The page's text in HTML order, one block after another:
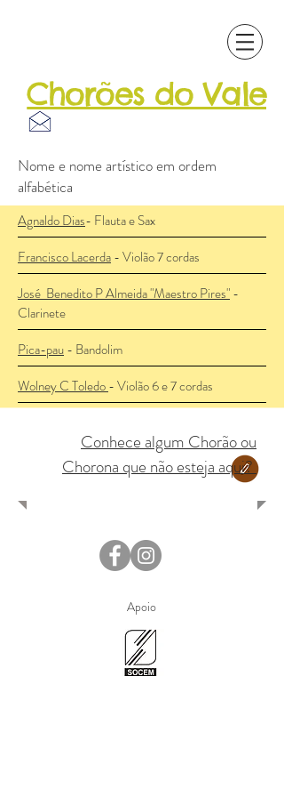
Chorões do Vale
Nome e nome artístico em ordem
alfabética
Agnaldo Dias- Flauta e Sax
Francisco Lacerda- Violão 7 cordas
José Benedito P Almeida "Maestro Pires"-
Clarinete
Pica-pau- Bandolim
Wolney C Toledo- Violão 6 e 7 cordas
Conhece algum Chorão ou
Chorona que não esteja aqui?
Apoio